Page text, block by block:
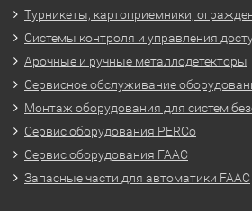
Турникеты, картоприемники,
Системы контроля и управления
Арочные и ручные металлодетекторы
Сервисное обслуживание
Монтаж оборудования для систем
Сервис оборудования PERCo
Сервис оборудования FAAC
Запасные части для автоматики FAAC